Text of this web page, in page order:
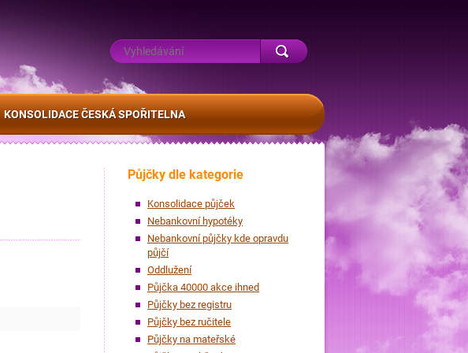
Půjčky dle kategorie
Konsolidace půjček
Nebankovní hypotéky
Nebankovní půjčky kde opravdu
půjčí
Oddlužení
Půjčka 40000 akce ihned
Půjčky bez registru
Půjčky bez ručitele
Půjčky na mateřské
KONSOLIDACE ČESKÁ SPOŘITELNA